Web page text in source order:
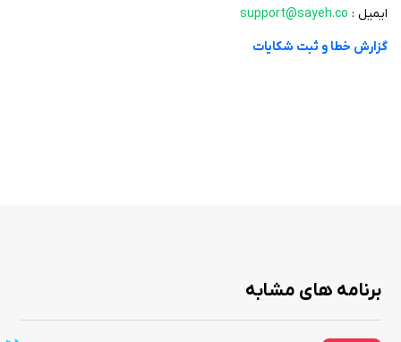
معمول، برای انجام یک وظیفه، افراد مختلف وظایف متنوعی را بر عهده می‌گیرند.
زمان‌بندی و مدیریت این امور ضروری است.
ایمیل : support@sayeh.co
گزارش خطا و ثبت شکایات
برنامه های مشابه